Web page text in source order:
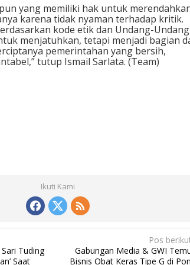
yang memiliki hak untuk
karena tidak nyaman terhadap kritik.
kode etik dan Undang-Undang
menjatuhkan, tetapi menjadi bagian
pemerintahan yang bersih,
tutup Ismail Sarlata. (Team)
Ikuti Kami
Tuding
Saat
Pos
Gabungan Media & GWI
Bisnis Obat Keras Tipe G di